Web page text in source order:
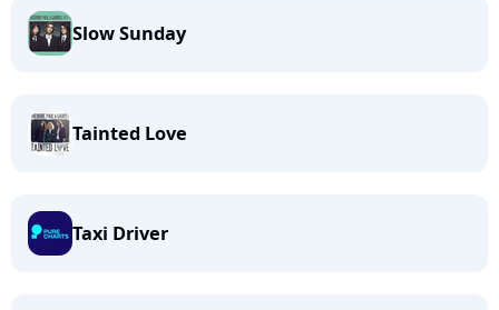
Slow Sunday
Tainted Love
Taxi Driver